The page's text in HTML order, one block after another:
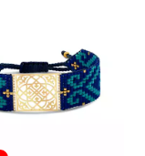
نمایندگی ها
مجله روبی